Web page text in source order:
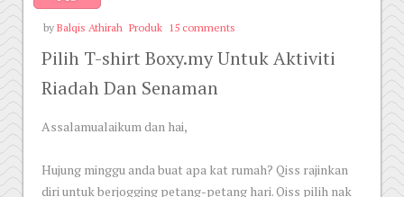
by Balqis Athirah Produk 15 comments
Pilih T-shirt Boxy.my Untuk Aktiviti
Riadah Dan Senaman
Assalamualaikum dan hai,
Hujung minggu anda buat apa kat rumah? Qiss rajinkan
diri untuk berjogging petang-petang hari. Qiss pilih nak